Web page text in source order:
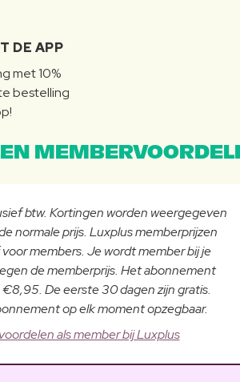
DE APP
met 10%
bestelling
btw. Kortingen worden weergegeven
normale prijs. Luxplus memberprijzen
members. Je wordt member bij je
de memberprijs. Het abonnement
De eerste 30 dagen zijn gratis.
op elk moment opzegbaar.
als member bij Luxplus